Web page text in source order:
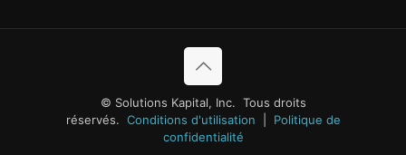
© Solutions Kapital, Inc. Tous droits
réservés. Conditions d'utilisation
Politique de
confidentialité